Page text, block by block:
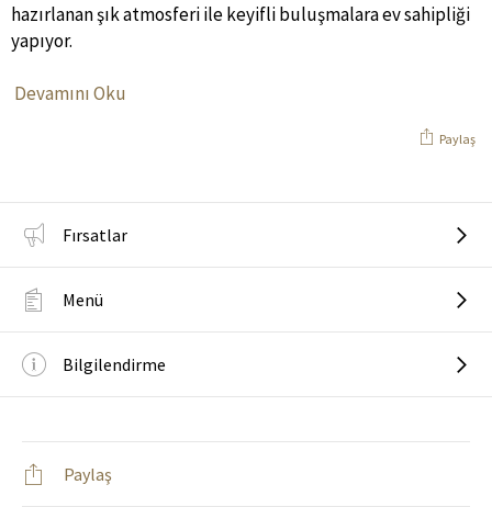
hazırlanan şık atmosferi ile keyifli buluşmalara ev sahipliği
yapıyor.
Devamını Oku
Paylaş
Fırsatlar
Menü
Bilgilendirme
Paylaş